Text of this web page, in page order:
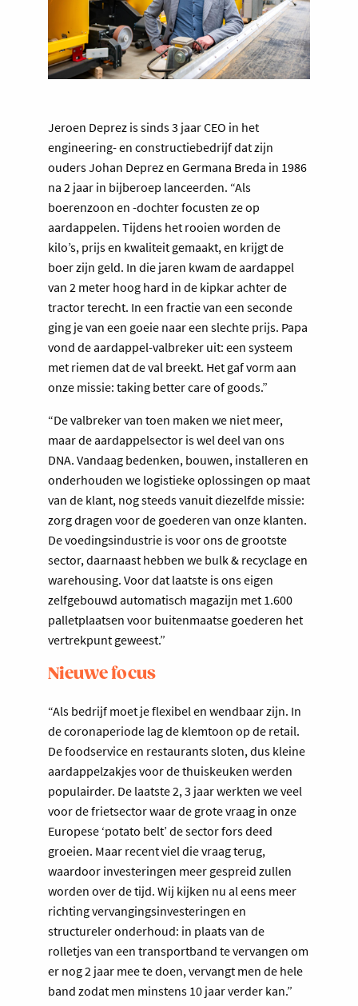
Jeroen Deprez is sinds 3 jaar CEO in het
engineering- en constructiebedrijf dat zijn
ouders Johan Deprez en Germana Breda in 1986
na 2 jaar in bijberoep lanceerden. “Als
boerenzoon en -dochter focusten ze op
aardappelen. Tijdens het rooien worden de
kilo’s, prijs en kwaliteit gemaakt, en krijgt de
boer zijn geld. In die jaren kwam de aardappel
van 2 meter hoog hard in de kipkar achter de
tractor terecht. In een fractie van een seconde
ging je van een goeie naar een slechte prijs. Papa
vond de aardappel-valbreker uit: een systeem
met riemen dat de val breekt. Het gaf vorm aan
onze missie: taking better care of goods.”
“De valbreker van toen maken we niet meer,
maar de aardappelsector is wel deel van ons
DNA. Vandaag bedenken, bouwen, installeren en
onderhouden we logistieke oplossingen op maat
van de klant, nog steeds vanuit diezelfde missie:
zorg dragen voor de goederen van onze klanten.
De voedingsindustrie is voor ons de grootste
sector, daarnaast hebben we bulk & recyclage en
warehousing. Voor dat laatste is ons eigen
zelfgebouwd automatisch magazijn met 1.600
palletplaatsen voor buitenmaatse goederen het
vertrekpunt geweest.”
Nieuwe focus
“Als bedrijf moet je flexibel en wendbaar zijn. In
de coronaperiode lag de klemtoon op de retail.
De foodservice en restaurants sloten, dus kleine
aardappelzakjes voor de thuiskeuken werden
populairder. De laatste 2, 3 jaar werkten we veel
voor de frietsector waar de grote vraag in onze
Europese ‘potato belt’ de sector fors deed
groeien. Maar recent viel die vraag terug,
waardoor investeringen meer gespreid zullen
worden over de tijd. Wij kijken nu al eens meer
richting vervangingsinvesteringen en
structureler onderhoud: in plaats van de
rolletjes van een transportband te vervangen om
er nog 2 jaar mee te doen, vervangt men de hele
band zodat men minstens 10 jaar verder kan.”